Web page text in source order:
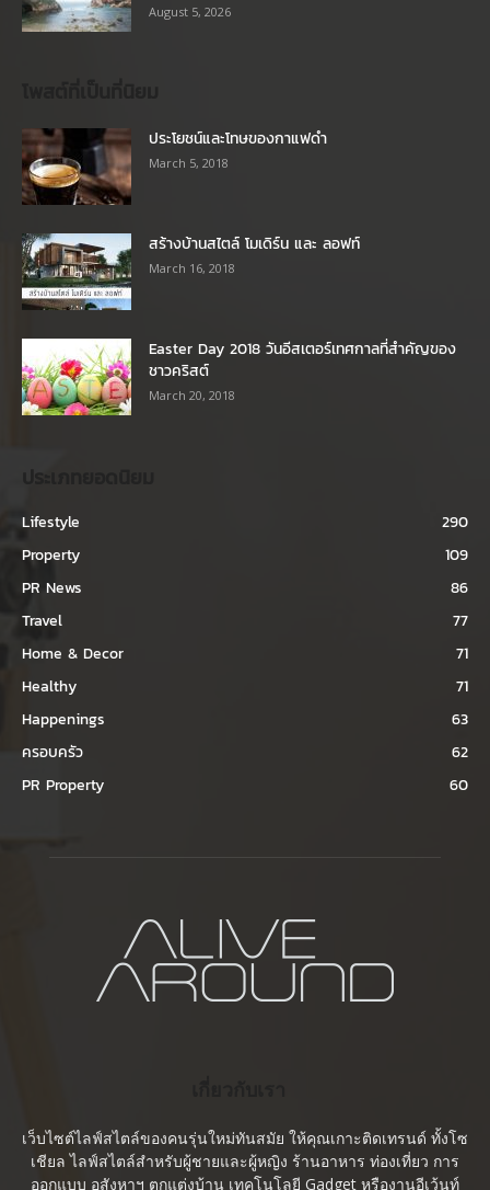
August 5, 2026
ประโยชน์และโทษของกาแฟดำ
March 5, 2018
สร้างบ้านสไตล์ โมเดิร์น และ ลอฟท์
March 16, 2018
Easter Day 2018 วันอีสเตอร์เทศกาลที่สำคัญของ
ชาวคริสต์
March 20, 2018
Lifestyle
290
Property
109
PR News
86
Travel
77
Home & Decor
71
Healthy
71
Happenings
63
ครอบครัว
62
PR Property
60
เว็บไซต์ไลฟ์สไตล์ของคนรุ่นใหม่ทันสมัย ให้คุณเกาะติดเทรนด์ ทั้งโซ
เชียล ไลฟ์สไตล์สำหรับผู้ชายและผู้หญิง ร้านอาหาร ท่องเที่ยว การ
ออกแบบ อสังหาฯ ตกแต่งบ้าน เทคโนโลยี Gadget หรืองานอีเว้นท์